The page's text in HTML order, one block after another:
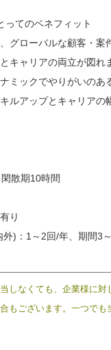
ってのベネフィット
グローバルな顧客・案
キャリアの両立が図れ
ミックでやりがいのあ
ルアップとキャリアの
散期10時間
り
外)：1～2回/年、期間3
しなくても、企業様に対
もございます。一つでも